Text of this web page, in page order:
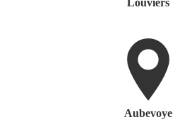
Aubevoye